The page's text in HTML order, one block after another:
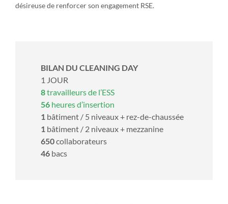
désireuse de renforcer son engagement RSE.
BILAN DU CLEANING DAY
1 JOUR
8travailleurs de l’ESS
56 heures d’insertion
1 bâtiment / 5 niveaux + rez-de-chaussée
1 bâtiment / 2 niveaux + mezzanine
650collaborateurs
46 bacs